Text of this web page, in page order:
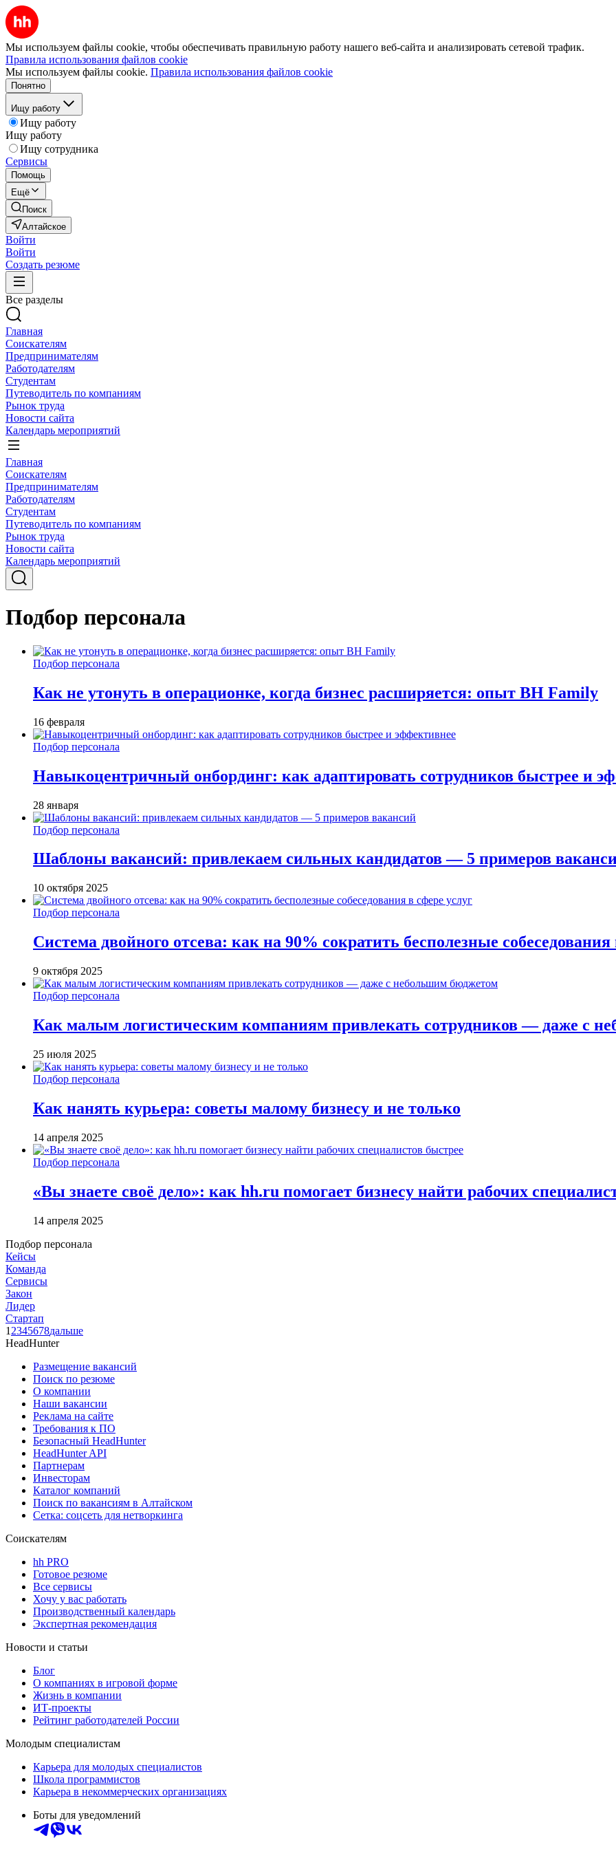
Мы используем файлы cookie, чтобы обеспечивать правильную работу нашего веб-сайта и анализировать сетевой трафик.
Правила использования файлов cookie
Мы используем файлы cookie. Правила использования файлов cookie
Понятно
Ищу работу
Ищу работу
Ищу работу
Ищу сотрудника
Сервисы
Помощь
Ещё
Поиск
Алтайское
Войти
Войти
Создать резюме
Все разделы
Главная
Соискателям
Предпринимателям
Работодателям
Студентам
Путеводитель по компаниям
Рынок труда
Новости сайта
Календарь мероприятий
Главная
Соискателям
Предпринимателям
Работодателям
Студентам
Путеводитель по компаниям
Рынок труда
Новости сайта
Календарь мероприятий
Подбор персонала
Подбор персонала
Как не утонуть в операционке, когда бизнес расширяется: опыт BH Family
16 февраля
Подбор персонала
Навыкоцентричный онбординг: как адаптировать сотрудников быстрее и
28 января
Подбор персонала
Шаблоны вакансий: привлекаем сильных кандидатов — 5 примеров
10 октября 2025
Подбор персонала
Система двойного отсева: как на 90% сократить бесполезные собеседования
9 октября 2025
Подбор персонала
Как малым логистическим компаниям привлекать сотрудников — даже с
25 июля 2025
Подбор персонала
Как нанять курьера: советы малому бизнесу и не только
14 апреля 2025
Подбор персонала
«Вы знаете своё дело»: как hh.ru помогает бизнесу найти рабочих
14 апреля 2025
Подбор персонала
Кейсы
Команда
Сервисы
Закон
Лидер
Стартап
1 2345678дальше
HeadHunter
Размещение вакансий
Поиск по резюме
О компании
Наши вакансии
Реклама на сайте
Требования к ПО
Безопасный HeadHunter
HeadHunter API
Партнерам
Инвесторам
Каталог компаний
Поиск по вакансиям в Алтайском
Сетка: соцсеть для нетворкинга
Соискателям
hh PRO
Готовое резюме
Все сервисы
Хочу у вас работать
Производственный календарь
Экспертная рекомендация
Новости и статьи
Блог
О компаниях в игровой форме
Жизнь в компании
ИТ-проекты
Рейтинг работодателей России
Молодым специалистам
Карьера для молодых специалистов
Школа программистов
Карьера в некоммерческих организациях
Боты для уведомлений